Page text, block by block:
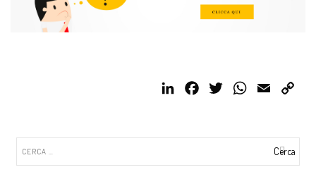
LinkedInFacebookTwitter WhatsApp
Email
per: